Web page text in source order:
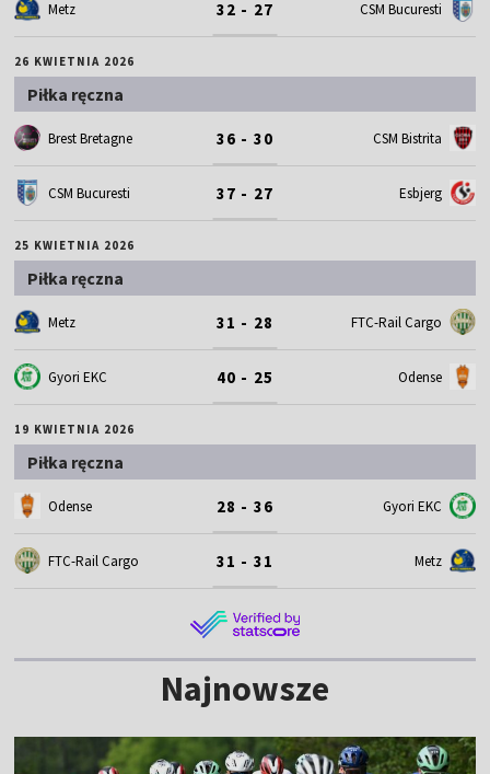
Metz 32 - 27 CSM Bucuresti
26 KWIETNIA 2026
Piłka ręczna
Brest Bretagne 36 - 30 CSM Bistrita
CSM Bucuresti 37 - 27 Esbjerg
25 KWIETNIA 2026
Piłka ręczna
Metz 31 - 28 FTC-Rail Cargo
Gyori EKC 40 - 25 Odense
19 KWIETNIA 2026
Piłka ręczna
Odense 28 - 36 Gyori EKC
FTC-Rail Cargo 31 - 31 Metz
Najnowsze